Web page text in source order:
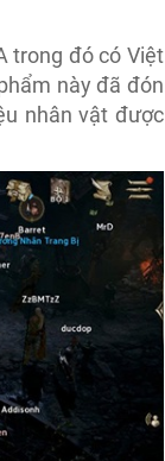
trong đó có Việt
này đã đón
nhân vật được